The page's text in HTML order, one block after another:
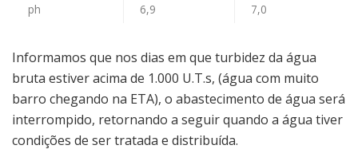
ph
6,9 7,0
Informamos que nos dias em que turbidez da água
bruta estiver acima de 1.000 U.T.s, (água com muito
barro chegando na ETA), o abastecimento de água será
interrompido, retornando a seguir quando a água tiver
condições de ser tratada e distribuída.